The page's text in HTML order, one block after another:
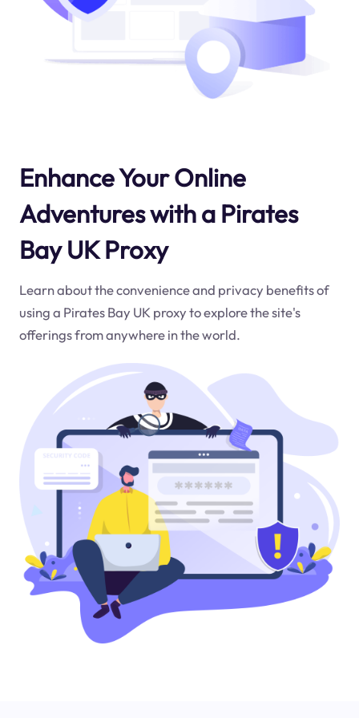
Enhance Your Online
Adventures with a Pirates
Bay UK Proxy
Learn about the convenience and privacy benefits of
using a Pirates Bay UK proxy to explore the site's
offerings from anywhere in the world.